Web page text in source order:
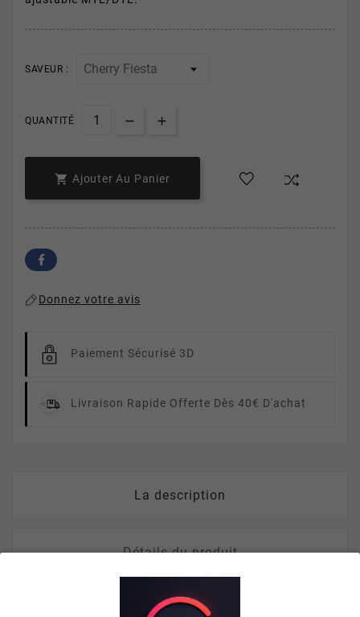
SAVEUR :
QUANTITÉ
 Ajouter Au Panier
Donnez votre avis
Paiement Sécurisé 3D
Livraison Rapide Offerte Dès 40€ D'achat
La description
Détails du produit
Avis